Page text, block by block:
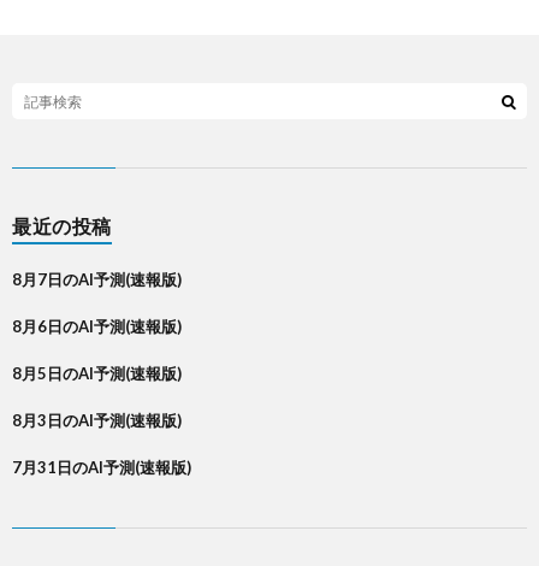
最近の投稿
8月7日のAI予測(速報版)
8月6日のAI予測(速報版)
8月5日のAI予測(速報版)
8月3日のAI予測(速報版)
7月31日のAI予測(速報版)